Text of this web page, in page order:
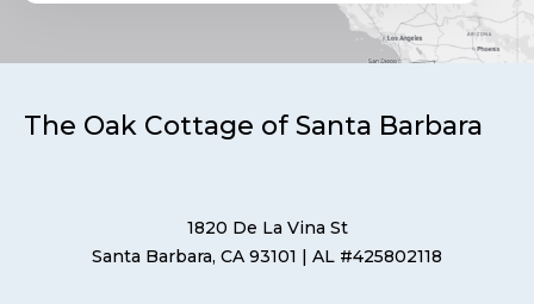
The Oak Cottage of Santa Barbara
1820 De La Vina St
Santa Barbara, CA 93101 | AL #425802118